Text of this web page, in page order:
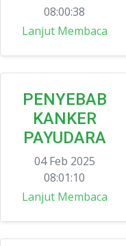
08:00:38
Lanjut Membaca
PENYEBAB
KANKER
PAYUDARA
04 Feb 2025
08:01:10
Lanjut Membaca